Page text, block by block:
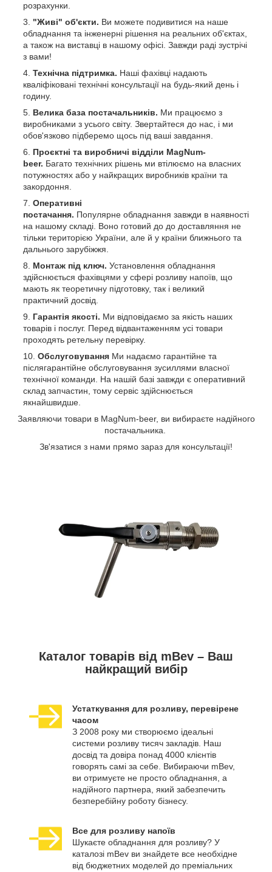
розрахунки.
"Живі" об'єкти. Ви можете подивитися на наше
обладнання та інженерні рішення на реальних об'єктах,
а також на виставці в нашому офісі. Завжди раді зустрічі
з вами!
Технічна підтримка. Наші фахівці надають
кваліфіковані технічні консультації на будь-який день і
годину.
Велика база постачальників. Ми працюємо з
виробниками з усього світу. Звертайтеся до нас, і ми
обов'язково підберемо щось під ваші завдання.
Проєктні та виробничі відділи MagNum-
beer. Багато технічних рішень ми втілюємо на власних
потужностях або у найкращих виробників країни та
закордоння.
Оперативні
постачання. Популярне обладнання завжди в наявності
на нашому складі. Воно готовий до до доставляння не
тільки територією України, але й у країни ближнього та
дальнього зарубіжжя.
Монтаж під ключ. Установлення обладнання
здійснюється фахівцями у сфері розливу напоїв, що
мають як теоретичну підготовку, так і великий
практичний досвід.
Гарантія якості. Ми відповідаємо за якість наших
товарів і послуг. Перед відвантаженням усі товари
проходять ретельну перевірку.
Обслуговування Ми надаємо гарантійне та
післягарантійне обслуговування зусиллями власної
технічної команди. На нашій базі завжди є оперативний
склад запчастин, тому сервіс здійснюється
якнайшвидше.
Заявляючи товари в MagNum-beer, ви вибираєте надійного
постачальника.
Зв'язатися з нами прямо зараз для консультації!
Каталог товарів від mBev – Ваш
найкращий вибір
Устаткування для розливу, перевірене
часом
З 2008 року ми створюємо ідеальні
системи розливу тисяч закладів. Наш
досвід та довіра понад 4000 клієнтів
говорять самі за себе. Вибираючи mBev,
ви отримуєте не просто обладнання, а
надійного партнера, який забезпечить
безперебійну роботу бізнесу.
Все для розливу напоїв
Шукаєте обладнання для розливу? У
каталозі mBev ви знайдете все необхідне
від бюджетних моделей до преміальних